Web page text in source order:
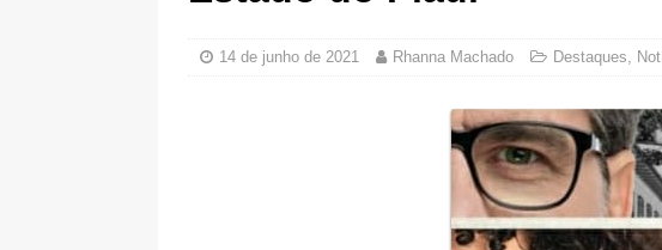
14 de junho de 2021 Rhanna Machado Destaques,